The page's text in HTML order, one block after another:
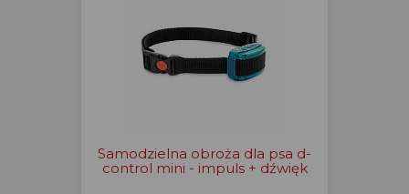
Samodzielna obroża dla psa d-
control mini - impuls + dźwięk